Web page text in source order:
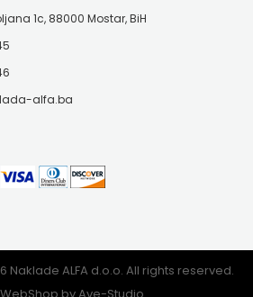
1c, 88000 Mostar, BiH
alfa.ba
Naklade ALFA d.o.o. All rights reserved.